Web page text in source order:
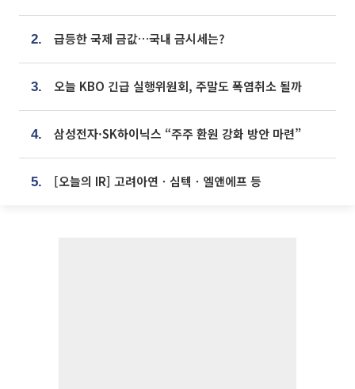
2. 급등한 국제 금값…국내 금시세는?
3. 오늘 KBO 긴급 실행위원회, 주말도 폭염취소 될까
4. 삼성전자·SK하이닉스 “주주 환원 강화 방안 마련”
5. [오늘의 IR] 고려아연ㆍ심텍ㆍ엘앤에프 등